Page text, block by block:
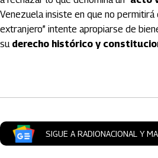
Venezuela insiste en que no permitirá
extranjero” intente apropiarse de
su derecho histórico y
SIGUE A RADIONACIONAL Y